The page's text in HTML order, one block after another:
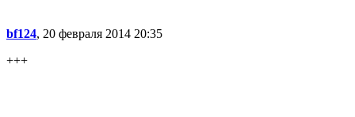
bf124, 20 февраля 2014 20:35
+++